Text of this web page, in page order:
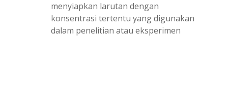
menyiapkan larutan dengan
konsentrasi tertentu yang digunakan
dalam penelitian atau eksperimen